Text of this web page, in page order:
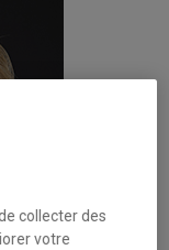
collecter des
votre